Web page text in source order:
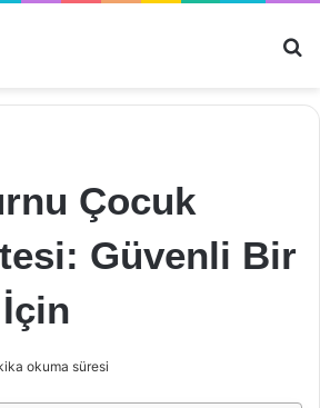
Çocuk
Güvenli Bir
okuma süresi